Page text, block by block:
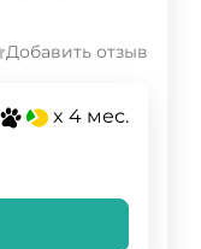
Добавить отзыв
x 4 мес.